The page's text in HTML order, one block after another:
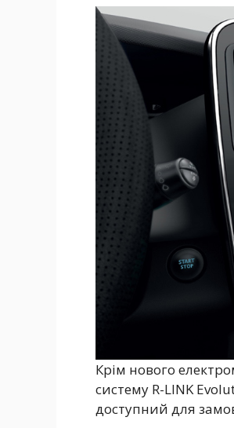
Крім нового
систему R-LINK
доступний для